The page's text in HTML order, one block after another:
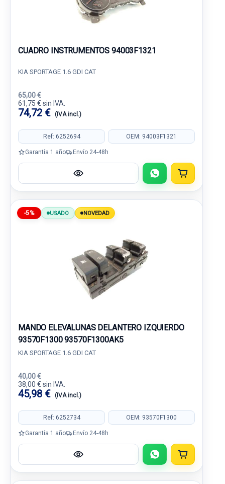
CUADRO INSTRUMENTOS 94003F1321
KIA SPORTAGE 1.6 GDI CAT
65,00 €
61,75 € sin IVA.
74,72 € (IVA incl.)
Ref: 6252694 OEM: 94003F1321
Garantía 1 año Envío 24-48h
-5% USADO NOVEDAD
MANDO ELEVALUNAS DELANTERO IZQUIERDO
93570F1300 93570F1300AK5
KIA SPORTAGE 1.6 GDI CAT
40,00 €
38,00 € sin IVA.
45,98 € (IVA incl.)
Ref: 6252734 OEM: 93570F1300
Garantía 1 año Envío 24-48h